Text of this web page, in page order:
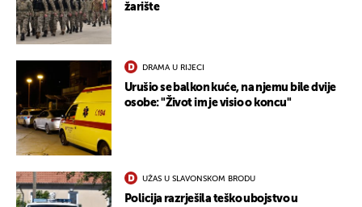
žarište
DRAMA U RIJECI
Urušio se balkon kuće, na njemu bile dvije
osobe: "Život im je visio o koncu"
UŽAS U SLAVONSKOM BRODU
Policija razrješila teško ubojstvo u